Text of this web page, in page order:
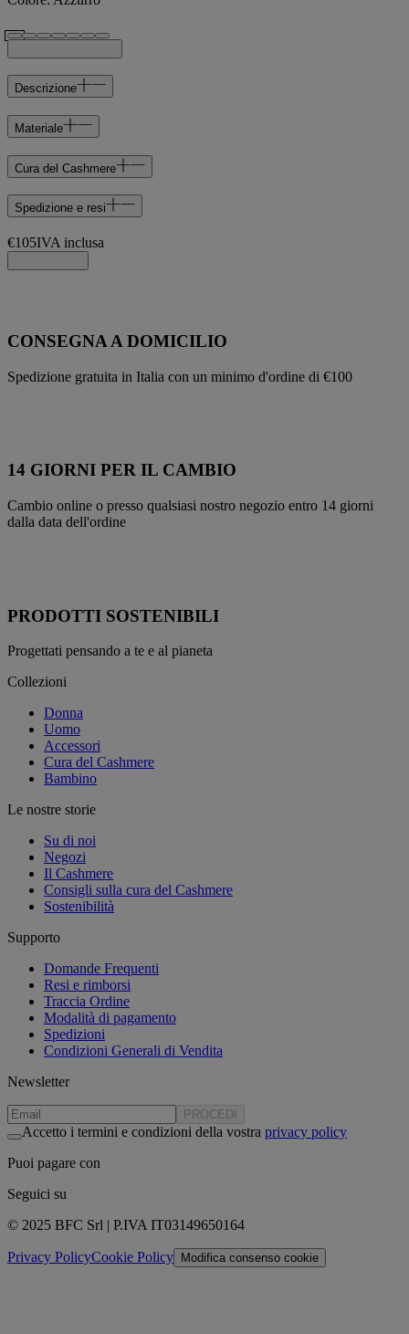
Descrizione
Materiale
Cura del Cashmere
Spedizione e resi
€105IVA inclusa
CONSEGNA A DOMICILIO
Spedizione gratuita in Italia con un minimo d'ordine di €100
14 GIORNI PER IL CAMBIO
Cambio online o presso qualsiasi nostro negozio entro 14 giorni
dalla data dell'ordine
PRODOTTI SOSTENIBILI
Progettati pensando a te e al pianeta
Collezioni
Donna
Uomo
Accessori
Cura del Cashmere
Bambino
Le nostre storie
Su di noi
Negozi
Il Cashmere
Consigli sulla cura del Cashmere
Sostenibilità
Supporto
Domande Frequenti
Resi e rimborsi
Traccia Ordine
Modalità di pagamento
Spedizioni
Condizioni Generali di Vendita
Newsletter
PROCEDI
Accetto i termini e condizioni della vostra privacy policy
Puoi pagare con
Seguici su
© 2025 BFC Srl | P.IVA IT03149650164
Privacy PolicyCookie Policy Modifica consenso cookie